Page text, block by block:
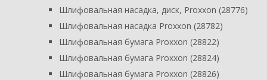
Шлифовальная насадка, диск, Proxxon (28776)
Шлифовальная насадка Proxxon (28782)
Шлифовальная бумага Proxxon (28822)
Шлифовальная бумага Proxxon (28824)
Шлифовальная бумага Proxxon (28826)